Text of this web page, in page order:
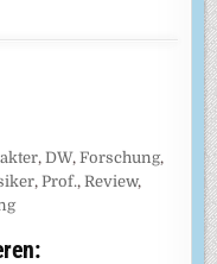
, DW,Forschung,
, Prof., Review,